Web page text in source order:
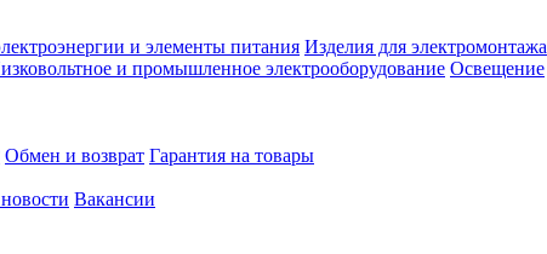
и элементы питания Изделия для электромонтажа
и промышленное электрооборудование Освещение
Обмен и возврат Гарантия на товары
Вакансии